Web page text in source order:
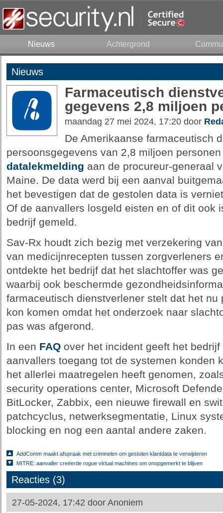
Nieuws Achtergrond
Nieuws
Farmaceutisch
gegevens 2,8 miljoen
maandag 27 mei 2024, 17:20 door
De Amerikaanse farmaceutisch
persoonsgegevens van 2,8 miljoen
datalekmelding aan de procureur-generaal
Maine. De data werd bij een aanval
het bevestigen dat de gestolen data is
Of de aanvallers losgeld eisten en of dit ook
bedrijf gemeld.
Sav-Rx houdt zich bezig met verzekering
van medicijnrecepten tussen zorgverleners
ontdekte het bedrijf dat het slachtoffer was
waarbij ook beschermde
farmaceutisch dienstverlener stelt dat het nu
kon komen omdat het onderzoek naar
pas was afgerond.
In een FAQover het incident geeft het
aanvallers toegang tot de systemen konden
het allerlei maatregelen heeft genomen,
security operations center, Microsoft
BitLocker, Zabbix, een nieuwe firewall en
patchcyclus, netwerksegmentatie, Linux
blocking en nog een aantal andere zaken.
AddComm maakt afspraak met criminelen om gestolen klantdata te verwijderen
MITRE: aanvaller creëerde rogue virtual machines om onopgemerkt te blijven
Reacties (3)
27-05-2024, 17:42 door Anoniem